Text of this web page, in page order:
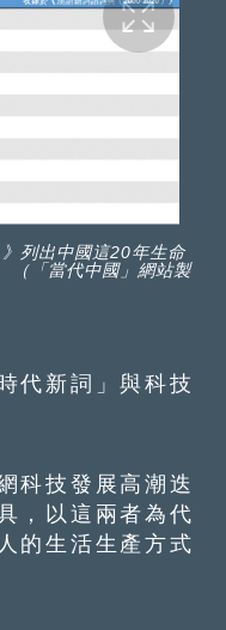
列出中國這20年生命
（「當代中國」網站製
新詞」與科技
技發展高潮迭
，以這兩者為代
的生活生產方式